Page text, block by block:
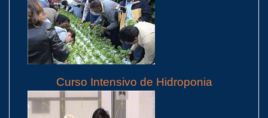
Curso Intensivo de Hidroponia